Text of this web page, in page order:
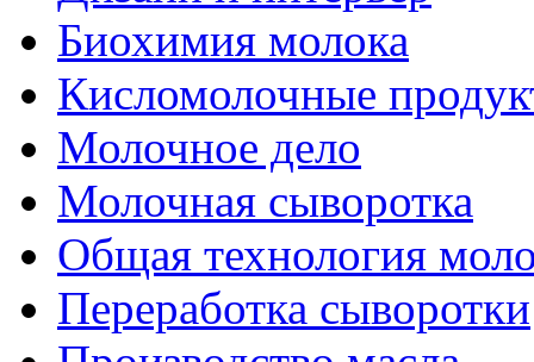
Биохимия молока
Кисломолочные
Молочное дело
Молочная сыворотка
Общая технология
Переработка сыворотки